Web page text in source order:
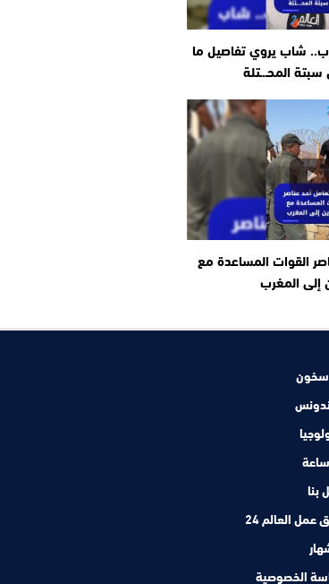
شاب يروي تفاصيل ما
المحـ.ـتلة
القوات المساعدة مع
إلى المغرب
سخون
بنا
عمل العالم 24
الخصوصية